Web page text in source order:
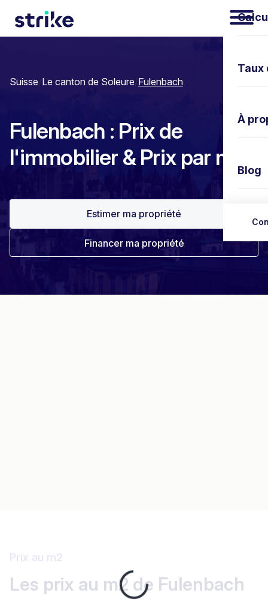
À
Blog
Suisse/Le canton de Soleure/Fulenbach
Fulenbach : Prix de
l'immobilier & Prix par m²
Estimer ma propriété
Financer ma propriété
Loading...
Prix au m2
Les prix au m2 de Fulenbach